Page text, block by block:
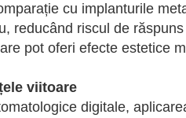
cu implanturile
reducând riscul de
pot oferi efecte estetice
viitoare
digitale,